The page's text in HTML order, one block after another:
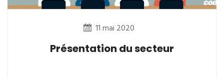
11 mai 2020
Présentation du secteur